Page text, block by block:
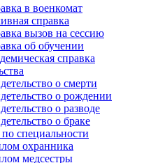
в военкомат
справка
вызов на сессию
об обучении
справка
о смерти
о рождении
о разводе
о браке
специальности
охранника
медсестры